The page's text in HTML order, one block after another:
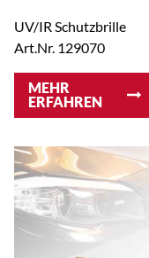
UV/IR Schutzbrille
Art.Nr. 129070
MEHR
ERFAHREN